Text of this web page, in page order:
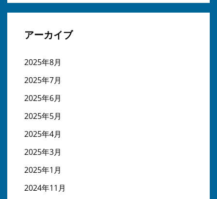
アーカイブ
2025年8月
2025年7月
2025年6月
2025年5月
2025年4月
2025年3月
2025年1月
2024年11月